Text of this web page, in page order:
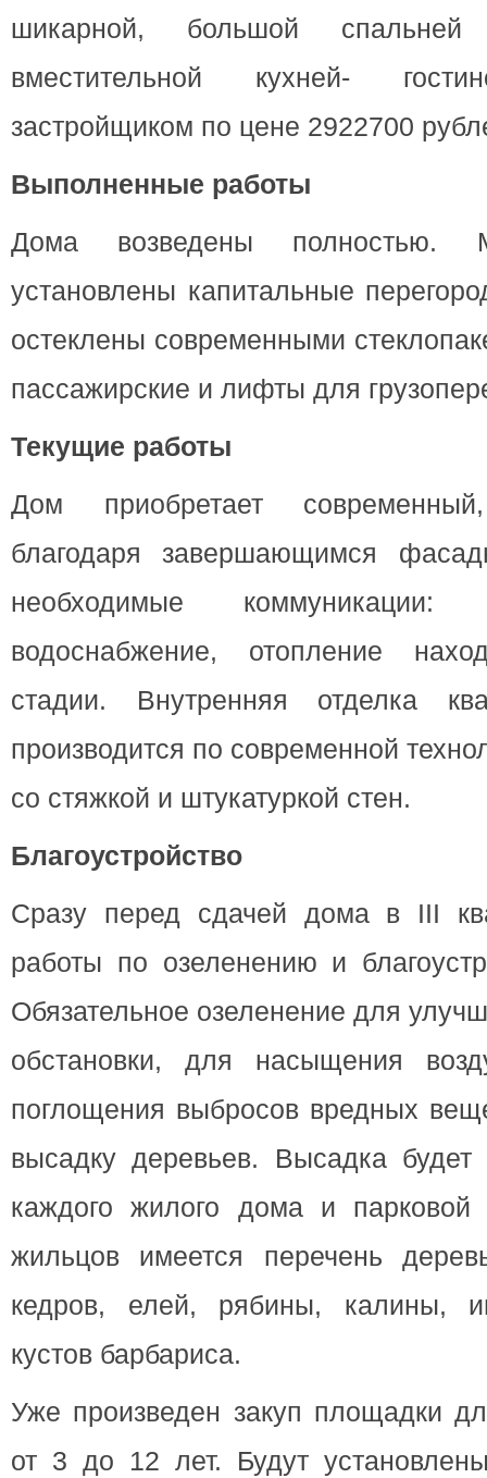
шикарной, большой
вместительной кухней-
застройщиком по цене 2922700
Выполненные работы
Дома возведены полностью.
установлены капитальные
остеклены современными
пассажирские и лифты для
Текущие работы
Дом приобретает
благодаря завершающимся
необходимые коммуникации:
водоснабжение, отопление
стадии. Внутренняя отделка
производится по современной
со стяжкой и штукатуркой стен.
Благоустройство
Сразу перед сдачей дома в III
работы по озеленению и
Обязательное озеленение для
обстановки, для насыщения
поглощения выбросов вредных
высадку деревьев. Высадка будет
каждого жилого дома и
жильцов имеется перечень
кедров, елей, рябины, калины,
кустов барбариса.
Уже произведен закуп площадки
от 3 до 12 лет. Будут